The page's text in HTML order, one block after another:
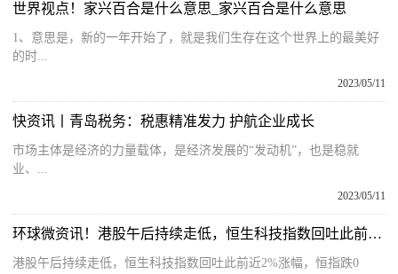
世界视点！家兴百合是什么意思_家兴百合是什么意思
1、意思是，新的一年开始了，就是我们生存在这个世界上的最美好
的时...
2023/05/11
快资讯丨青岛税务：税惠精准发力 护航企业成长
市场主体是经济的力量载体，是经济发展的“发动机”，也是稳就
业、...
2023/05/11
环球微资讯！港股午后持续走低，恒生科技指数回吐此前近2%涨幅
港股午后持续走低，恒生科技指数回吐此前近2%涨幅，恒指跌0